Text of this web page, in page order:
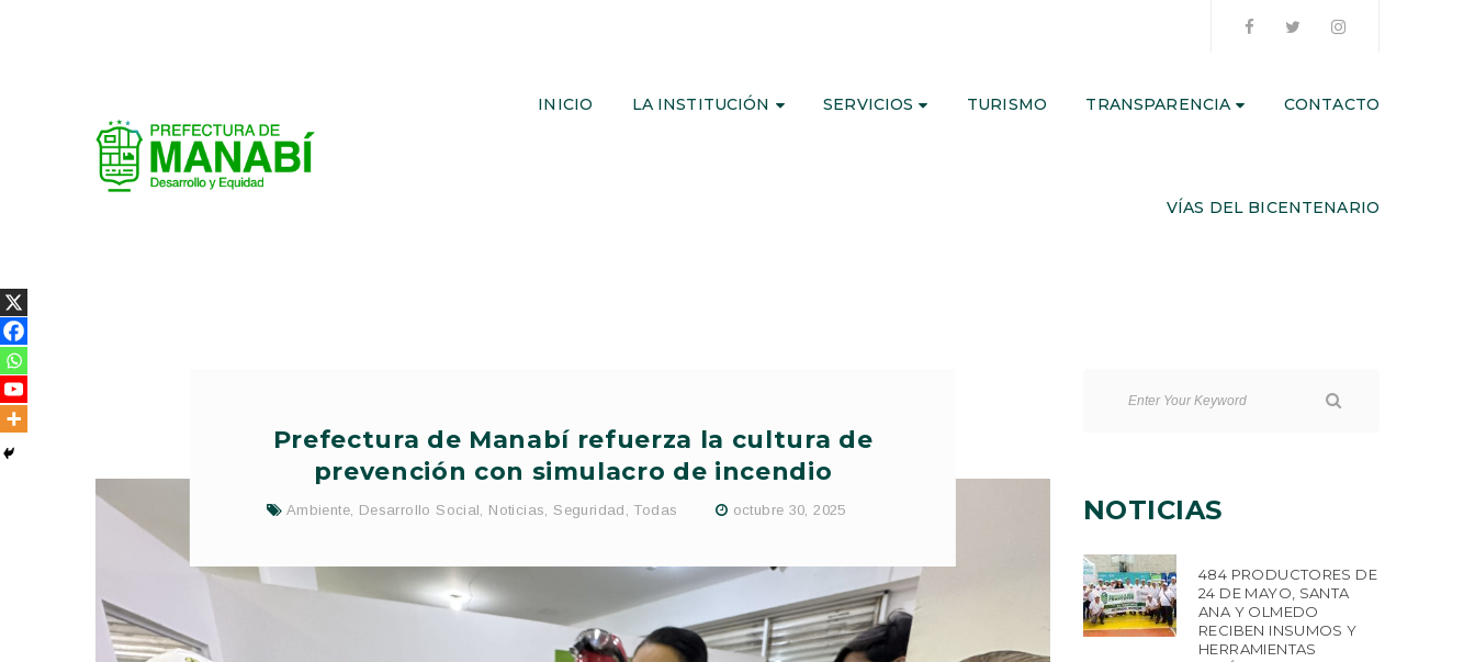
INICIO LA INSTITUCIÓN SERVICIOS TURISMO TRANSPARENCIA CONTACTO
VÍAS DEL BICENTENARIO
Prefectura de Manabí refuerza la cultura de
prevención con simulacro de incendio
Ambiente, Desarrollo Social, Noticias,Seguridad , Todas octubre 30, 2025 NOTICIAS
484 PRODUCTORES DE
24 DE MAYO, SANTA
ANA Y OLMEDO
RECIBEN INSUMOS Y
HERRAMIENTAS